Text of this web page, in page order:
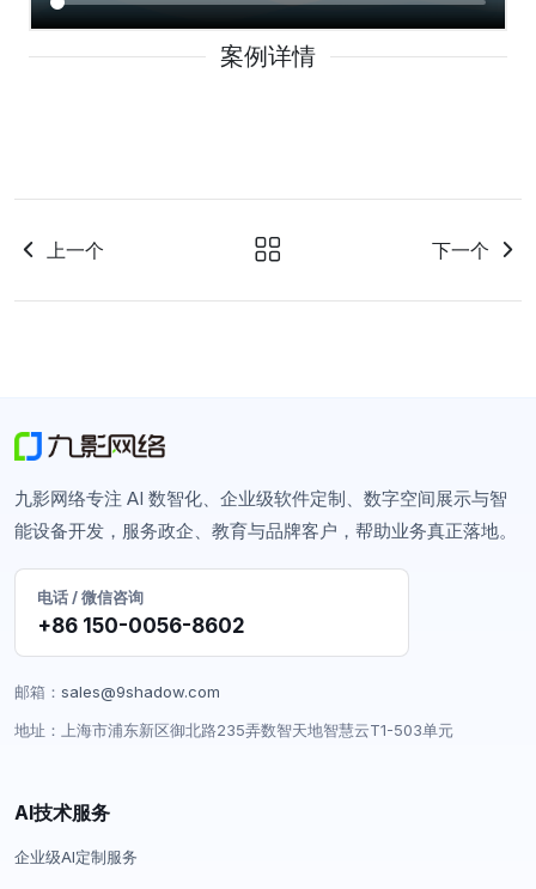
案例详情
上一个 下一个
九影网络专注 AI 数智化、企业级软件定制、数字空间展示与智
能设备开发，服务政企、教育与品牌客户，帮助业务真正落地。
电话 / 微信咨询
+86 150-0056-8602
邮箱： sales@9shadow.com
地址：上海市浦东新区御北路235弄数智天地智慧云T1-503单元
AI技术服务
企业级AI定制服务